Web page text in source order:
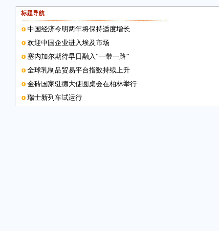
标题导航
中国经济今明两年将保持适度增长
欢迎中国企业进入埃及市场
塞内加尔期待早日融入“一带一路”
全球乳制品贸易平台指数持续上升
金砖国家驻德大使圆桌会在柏林举行
瑞士新列车试运行